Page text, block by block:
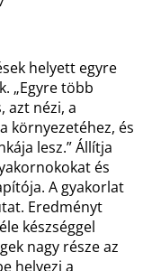
helyett egyre
„Egyre több
azt nézi, a
környezetéhez, és
lesz.” Állítja
és
A gyakorlat
Eredményt
készséggel
nagy része az
helyezi a